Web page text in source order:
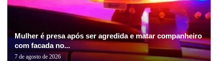
Mulher é presa após ser agredida e matar companheiro
com facada no...
7 de agosto de 2026